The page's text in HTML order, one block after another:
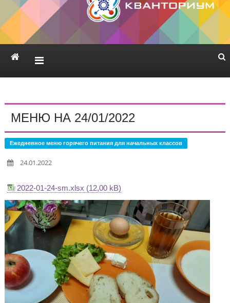
«Школа №75»
МЕНЮ НА 24/01/2022
Ежедневное меню горячего питания для начальных классов
24.01.2022
2022-01-24-sm.xlsx